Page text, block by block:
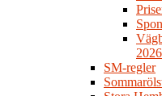
2026
SM-regler